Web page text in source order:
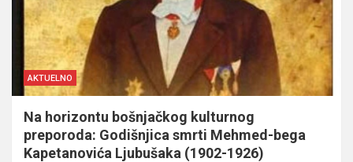
AKTUELNO
Na horizontu bošnjačkog kulturnog
preporoda: Godišnjica smrti Mehmed-bega
Kapetanovića Ljubušaka (1902-1926)